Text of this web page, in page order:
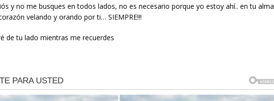
y no me busques en todos lados, no es necesario porque yo estoy ahí.. en tu alma
velando y orando por ti… SIEMPRE!!!
de tu lado mientras me recuerdes